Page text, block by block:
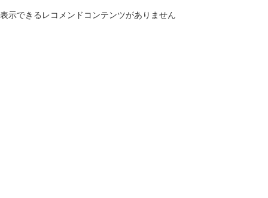
表示できるレコメンドコンテンツがありません